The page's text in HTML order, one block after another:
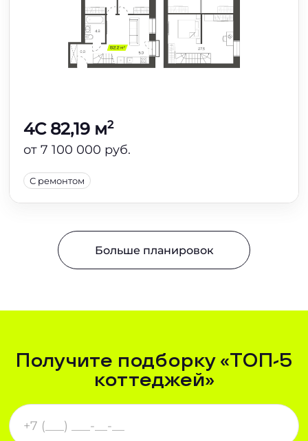
4C 82,19 м2
от 7 100 000 руб.
С ремонтом
Больше планировок
Получите подборку «ТОП-5
коттеджей»